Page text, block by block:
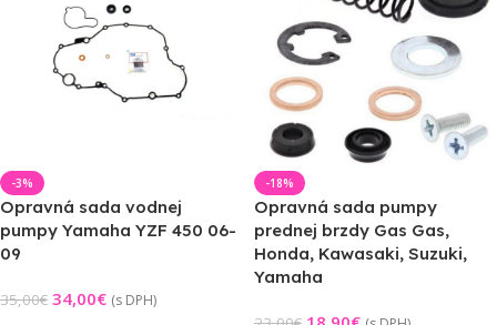
-3%
Opravná sada vodnej
pumpy Yamaha YZF 450 06-
09
35,00€ 34,00€ (s DPH)
-18%
Opravná sada pumpy
prednej brzdy Gas Gas,
Honda, Kawasaki, Suzuki,
Yamaha